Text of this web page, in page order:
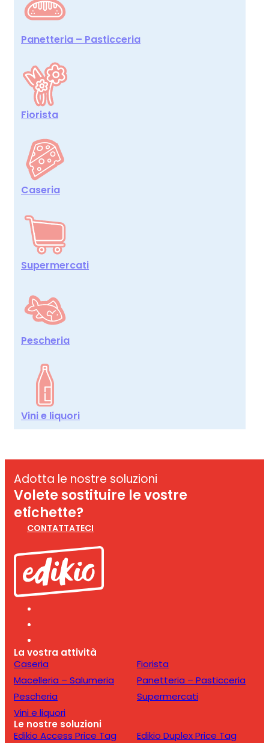
Panetteria – Pasticceria
Fiorista
Caseria
Supermercati
Pescheria
Vini e liquori
Adotta le nostre soluzioni
Volete sostituire le vostre
etichette?
CONTATTATECI
La vostra attività
Caseria
Fiorista
Macelleria – Salumeria
Panetteria – Pasticceria
Pescheria
Supermercati
Vini e liquori
Le nostre soluzioni
Edikio Access Price Tag
Edikio Duplex Price Tag